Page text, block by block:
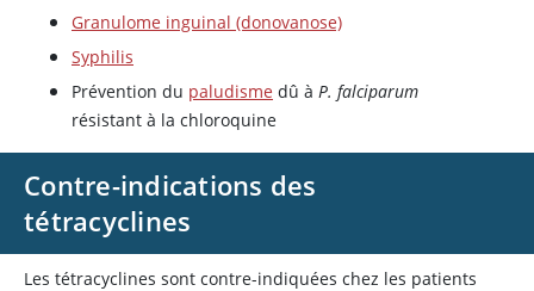
Granulome inguinal (donovanose)
Syphilis
Prévention du paludisme dû à P. falciparum
résistant à la chloroquine
Contre-indications des
tétracyclines
Les tétracyclines sont contre-indiquées chez les patients